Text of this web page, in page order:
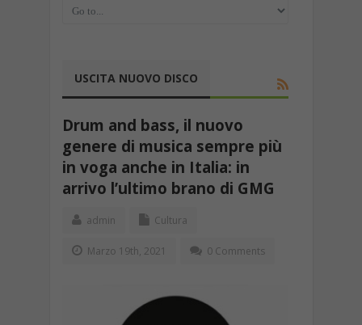
USCITA NUOVO DISCO
Drum and bass, il nuovo
genere di musica sempre più
in voga anche in Italia: in
arrivo l’ultimo brano di GMG
admin Cultura
Marzo 19th, 2021 0 Comments